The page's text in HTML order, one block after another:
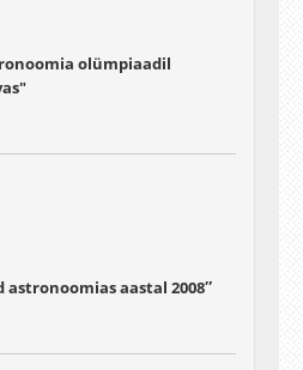
olümpiaadil
astronoomias aastal 2008″